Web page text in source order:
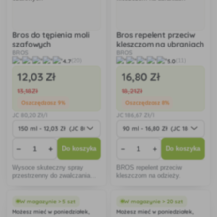
Bros do tępienia moli
szafowych
BROS
4.7
12,03 Zł
13,18Zł
Oszczędzasz 9%
80 ,20 Zł/l
− + Do koszyka
Wysoce skuteczny spray
przestrzenny do zwalczania
Bros repelent przeciw
kleszczom na ubraniach
BROS
5.0
16,80 Zł
18,21Zł
Oszczędzasz 8%
186 ,67 Zł/l
− + Do koszyka
BROS repelent przeciw
kleszczom na odzieży.
W magazynie > 5 szt
Możesz mieć w poniedziałek,
W magazynie > 20 szt
Możesz mieć w poniedziałek,